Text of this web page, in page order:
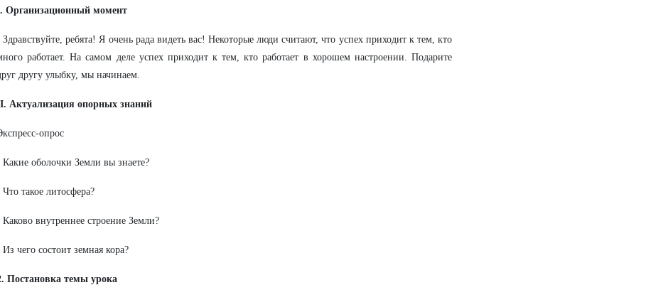
Организационный момент
Здравствуйте, ребята! Я очень рада видеть вас! Некоторые люди считают, что успех приходит к тем, кто
работает. На самом деле успех приходит к тем, кто работает в хорошем настроении. Подарите
другу улыбку, мы начинаем.
Актуализация опорных знаний
опрос
Какие оболочки Земли вы знаете?
Что такое литосфера?
Каково внутреннее строение Земли?
Из чего состоит земная кора?
Постановка темы урока